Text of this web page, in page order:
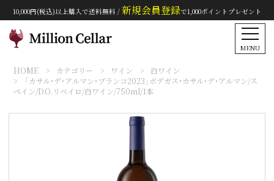
10,000円(税込)以上購入で送料無料 / 新規会員登録で1,000ポイントプレゼント
MENU
HOME カテゴリー ワイン
白ワイン
「カサル・デ・アルマン・ブランコ2023」ボデガス・カサル・デ・アルマン/ス
ペイン/D.O.リベイロ/白ワイン/750ml/1本